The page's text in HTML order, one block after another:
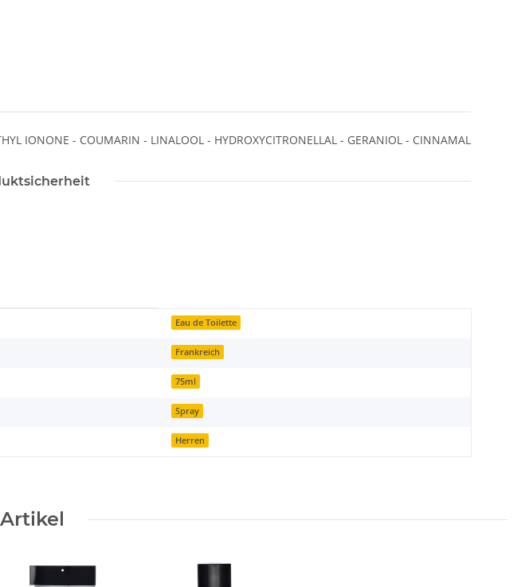
IONONE - COUMARIN - LINALOOL - HYDROXYCITRONELLAL - GERANIOL - CINNAMAL
Eau de Toilette
Frankreich
75ml
Spray
Herren